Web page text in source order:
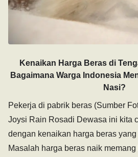
Kenaikan Harga Beras di
Bagaimana Warga Indonesia
Nasi?
Pekerja di pabrik beras (Sumber
Joysi Rain Rosadi Dewasa ini kita
dengan kenaikan harga beras
Masalah harga beras naik